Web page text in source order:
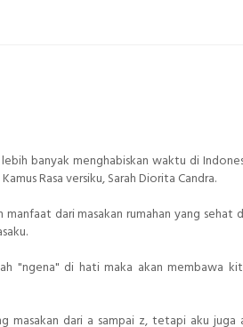
banyak menghabiskan waktu di
Rasa versiku, Sarah Diorita Candra.
dari masakan rumahan yang sehat
"ngena" di hati maka akan membawa
masakan dari a sampai z, tetapi aku juga